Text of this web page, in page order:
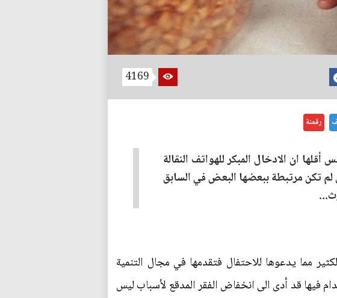
4169
رقمنة
ان الادخال المبكر للهواتف النقالة
تكن مرتبطة ببعضها البعض في السابق
مما يدعوها للاحتفال فتقدمها في مجال التنمية
فيها قد أدى الى انخفاض الفقر المدقع لأسباب ليس